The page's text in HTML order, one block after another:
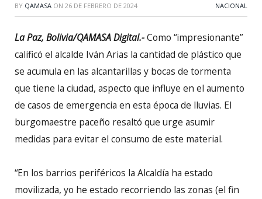
BY QAMASA ON 26 DE FEBRERO DE 2024 NACIONAL
La Paz, Bolivia/QAMASA Digital.-Como “impresionante”
calificó el alcalde Iván Arias la cantidad de plástico que
se acumula en las alcantarillas y bocas de tormenta
que tiene la ciudad, aspecto que influye en el aumento
de casos de emergencia en esta época de lluvias. El
burgomaestre paceño resaltó que urge asumir
medidas para evitar el consumo de este material.
“En los barrios periféricos la Alcaldía ha estado
movilizada, yo he estado recorriendo las zonas (el fin